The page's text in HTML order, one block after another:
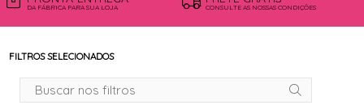
DA FÁBRICA PARA SUA LOJA CONSULTE AS NOSSAS CONDIÇÕES
FILTROS SELECIONADOS